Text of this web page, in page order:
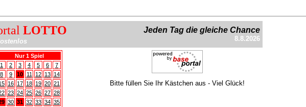
LOTTO Jeden Tag die gleiche Chance
8.8.2026
Nur 1 Spiel
1
2 3 4 5 6
7
8
9 10 11 12 13 14
16 17 18 19 20 21
23 24 25 26 27 28
30 31 32 33 34 35
Bitte füllen Sie Ihr Kästchen aus - Viel Glück!